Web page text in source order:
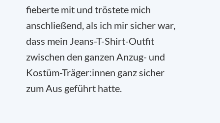
fieberte mit und tröstete mich
anschließend, als ich mir sicher war,
dass mein Jeans-T-Shirt-Outfit
zwischen den ganzen Anzug- und
Kostüm-Träger:innen ganz sicher
zum Aus geführt hatte.